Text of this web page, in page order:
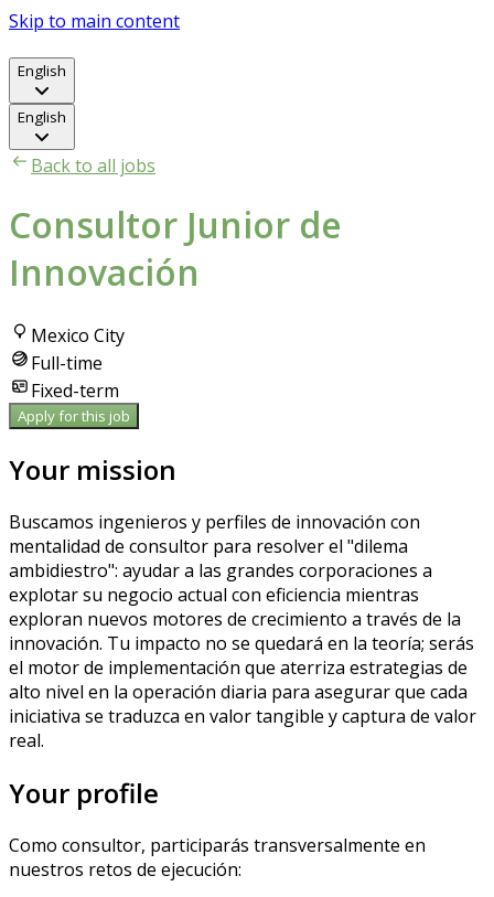
Skip to main content
English
English
Back to all jobs
Consultor Junior de
Innovación
Mexico City
Full-time
Fixed-term
Apply for this job
Your mission
Buscamos ingenieros y perfiles de innovación con
mentalidad de consultor para resolver el "dilema
ambidiestro": ayudar a las grandes corporaciones a
explotar su negocio actual con eficiencia mientras
exploran nuevos motores de crecimiento a través de la
innovación. Tu impacto no se quedará en la teoría; serás
el motor de implementación que aterriza estrategias de
alto nivel en la operación diaria para asegurar que cada
iniciativa se traduzca en valor tangible y captura de valor
real.
Your profile
Como consultor, participarás transversalmente en
nuestros retos de ejecución: